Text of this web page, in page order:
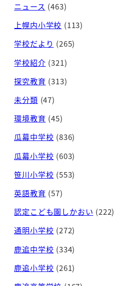
ニュース (463)
上幌内小学校 (113)
学校だより (265)
学校紹介 (321)
探究教育 (313)
未分類 (47)
環境教育 (45)
瓜幕中学校 (836)
瓜幕小学校 (603)
笹川小学校 (553)
英語教育 (57)
認定こども園しかおい (222)
通明小学校 (272)
鹿追中学校 (334)
鹿追小学校 (261)